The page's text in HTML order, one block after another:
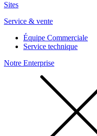
Sites
Service & vente
Équipe Commerciale
Service technique
Notre Enterprise